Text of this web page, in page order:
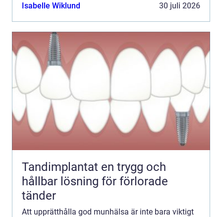
Isabelle Wiklund
30 juli 2026
Tandimplantat en trygg och
hållbar lösning för förlorade
tänder
Att upprätthålla god munhälsa är inte bara viktigt